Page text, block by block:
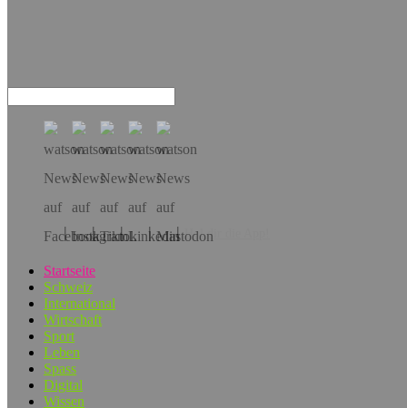
Hol dir die App!
Startseite
Schweiz
International
Wirtschaft
Sport
Leben
Spass
Digital
Wissen